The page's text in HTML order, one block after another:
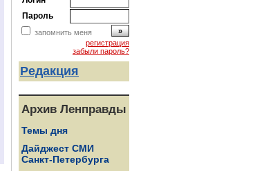
Пароль
запомнить меня
регистрация
забыли пароль?
Редакция
Архив Ленправды
Темы дня
Дайджест СМИ
Санкт-Петербурга